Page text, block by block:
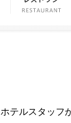
ホテルスタッフ